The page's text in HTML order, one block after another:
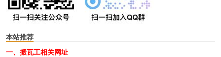
本站推荐
一、搬瓦工相关网址